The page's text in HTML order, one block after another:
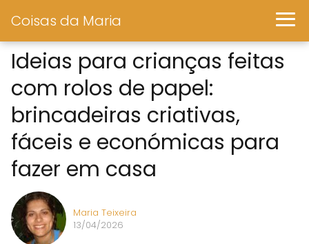
Coisas da Maria
Ideias para crianças feitas
com rolos de papel:
brincadeiras criativas,
fáceis e económicas para
fazer em casa
Maria Teixeira
13/04/2026